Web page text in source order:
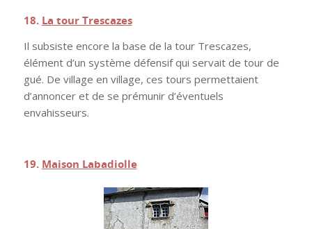
18. La tour Trescazes
Il subsiste encore la base de la tour Trescazes,
élément d’un système défensif qui servait de tour de
gué. De village en village, ces tours permettaient
d’annoncer et de se prémunir d’éventuels
envahisseurs.
19. Maison Labadiolle